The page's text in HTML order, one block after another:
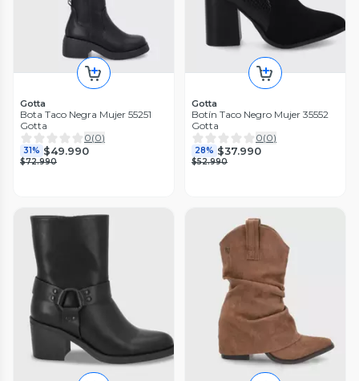
Gotta
Bota Taco Negra Mujer 55251
Gotta
0(0)
31% $49.990
$72.990
Gotta
Botín Taco Negro Mujer 35552
Gotta
0(0)
28% $37.990
$52.990